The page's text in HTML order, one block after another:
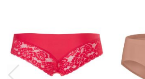
Niet op voorraad